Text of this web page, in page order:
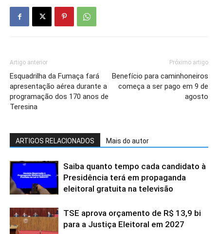
Artigo anterior
Esquadrilha da Fumaça fará
apresentação aérea durante a
programação dos 170 anos de
Teresina
Próximo artigo
Benefício para caminhoneiros
começa a ser pago em 9 de
agosto
ARTIGOS RELACIONADOS Mais do autor
Saiba quanto tempo cada candidato à
Presidência terá em propaganda
eleitoral gratuita na televisão
TSE aprova orçamento de R$ 13,9 bi
para a Justiça Eleitoral em 2027